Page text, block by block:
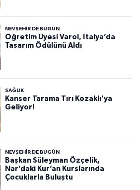
NEVŞEHIR DE BUGÜN
Öğretim Üyesi Varol, İtalya’da
Tasarım Ödülünü Aldı
SAĞLIK
Kanser Tarama Tırı Kozaklı'ya
Geliyor!
NEVŞEHIR DE BUGÜN
Başkan Süleyman Özçelik,
Nar’daki Kur’an Kurslarında
Çocuklarla Buluştu